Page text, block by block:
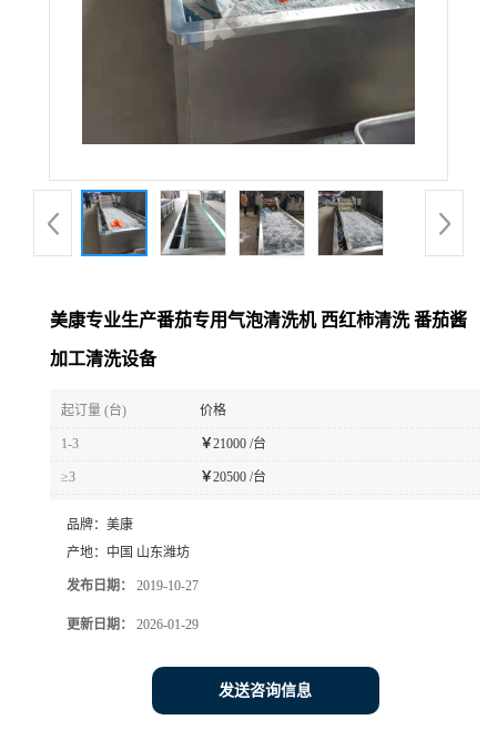
美康专业生产番茄专用气泡清洗机 西红柿清洗 番茄酱
加工清洗设备
起订量 (台) 价格
1-3 ￥21000 /台
≥3 ￥20500 /台
品牌： 美康
产地： 中国 山东潍坊
发布日期： 2019-10-27
更新日期： 2026-01-29
发送咨询信息